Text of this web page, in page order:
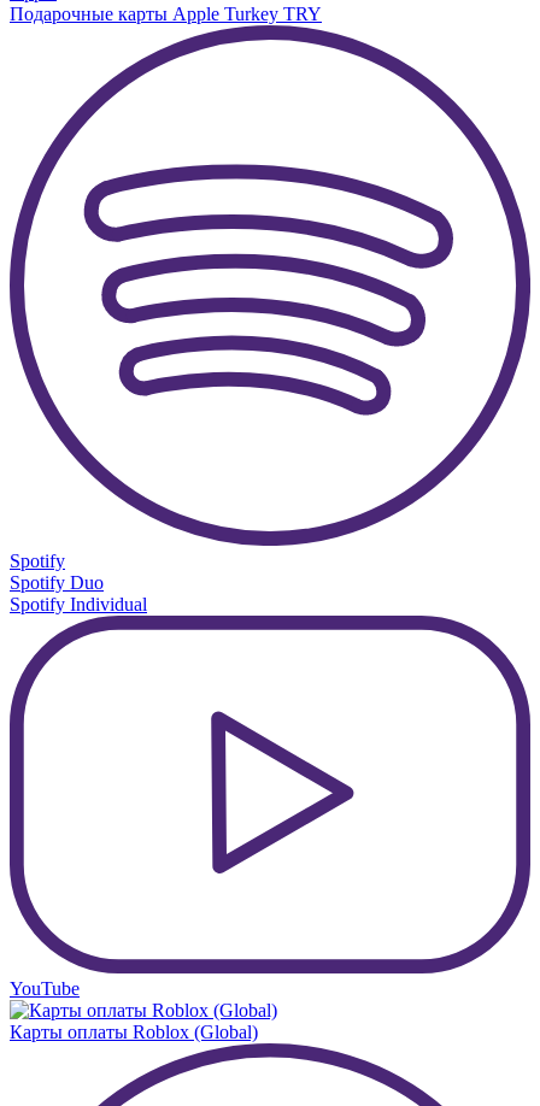
Подарочные карты Apple Turkey TRY
Spotify
Spotify Duo
Spotify Individual
YouTube
Карты оплаты Roblox (Global)